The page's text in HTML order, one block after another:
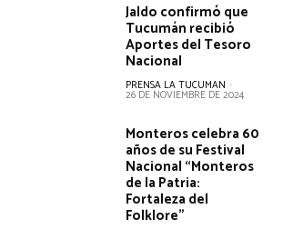
Jaldo confirmó que
Tucumán recibió
Aportes del Tesoro
Nacional
PRENSA LA TUCUMAN -
26 DE NOVIEMBRE DE 2024
Monteros celebra 60
años de su Festival
Nacional “Monteros
de la Patria:
Fortaleza del
Folklore”